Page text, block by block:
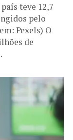
teve 12,7
pelo
Pexels) O
de